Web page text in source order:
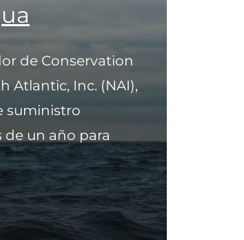
de Conservation
Atlantic, Inc. (NAI),
suministro
un año para